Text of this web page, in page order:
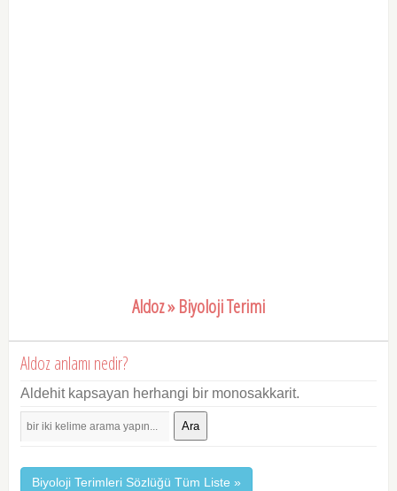
Aldoz » Biyoloji Terimi
Aldoz anlamı nedir?
Aldehit kapsayan herhangi bir monosakkarit.
Ara
Biyoloji Terimleri Sözlüğü Tüm Liste »